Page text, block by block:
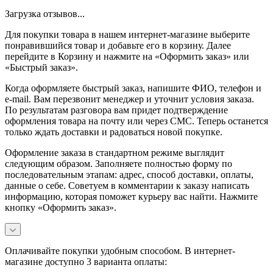
Загрузка отзывов...
Для покупки товара в нашем интернет-магазине выберите
понравившийся товар и добавьте его в корзину. Далее
перейдите в Корзину и нажмите на «Оформить заказ» или
«Быстрый заказ».
Когда оформляете быстрый заказ, напишите ФИО, телефон и
e-mail. Вам перезвонит менеджер и уточнит условия заказа.
По результатам разговора вам придет подтверждение
оформления товара на почту или через СМС. Теперь останется
только ждать доставки и радоваться новой покупке.
Оформление заказа в стандартном режиме выглядит
следующим образом. Заполняете полностью форму по
последовательным этапам: адрес, способ доставки, оплаты,
данные о себе. Советуем в комментарии к заказу написать
информацию, которая поможет курьеру вас найти. Нажмите
кнопку «Оформить заказ».
Оплачивайте покупки удобным способом. В интернет-
магазине доступно 3 варианта оплаты: